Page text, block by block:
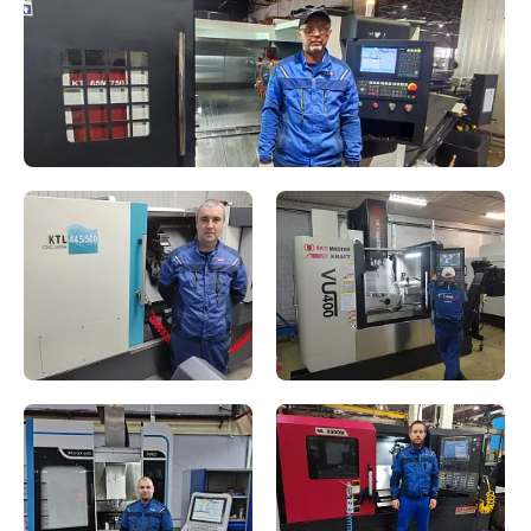
помпы, кВт
Производительность, резов/
смену
до 250
Распил под углом, ° до 90
Регулятор скорости
Размер ленточного полотна,
мм
41 х 1,25 х 5080
Скорость вращения
ленточного полотна, м/мин
19 / 30 / 50 / 65 / 80
Распил круга 90°, мм 400
Распил квадрата 90°, мм 400 х 700
Мощность двигателя, кВт 4
Габаритные размеры
Стать партнером